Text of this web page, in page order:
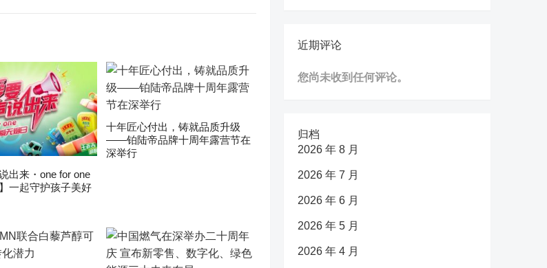
出来・one for one
一起守护孩子美好
十年匠心付出，铸就品质升级
——铂陆帝品牌十周年露营节在
深举行
近期评论
您尚未收到任何评论。
归档
2026 年 8 月
2026 年 7 月
2026 年 6 月
2026 年 5 月
2026 年 4 月